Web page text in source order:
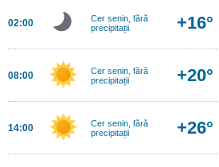
02:00
Cer senin, fără
precipitații
+16°
08:00
Cer senin, fără
precipitații
+20°
14:00
Cer senin, fără
precipitații
+26°